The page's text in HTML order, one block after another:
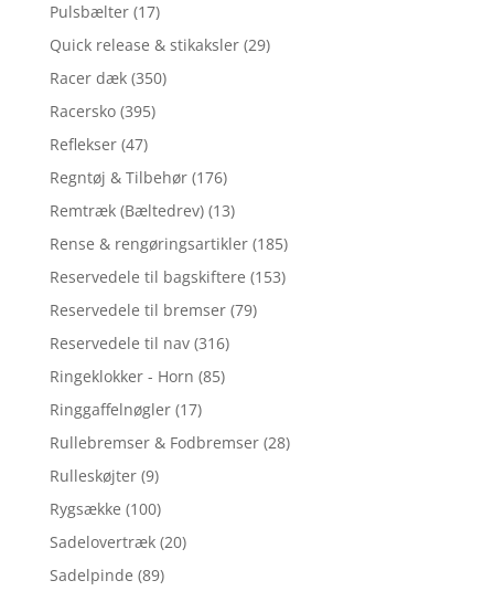
Pulsbælter (17)
Quick release & stikaksler (29)
Racer dæk (350)
Racersko (395)
Reflekser (47)
Regntøj & Tilbehør (176)
Remtræk (Bæltedrev) (13)
Rense & rengøringsartikler (185)
Reservedele til bagskiftere (153)
Reservedele til bremser (79)
Reservedele til nav (316)
Ringeklokker - Horn (85)
Ringgaffelnøgler (17)
Rullebremser & Fodbremser (28)
Rulleskøjter (9)
Rygsække (100)
Sadelovertræk (20)
Sadelpinde (89)